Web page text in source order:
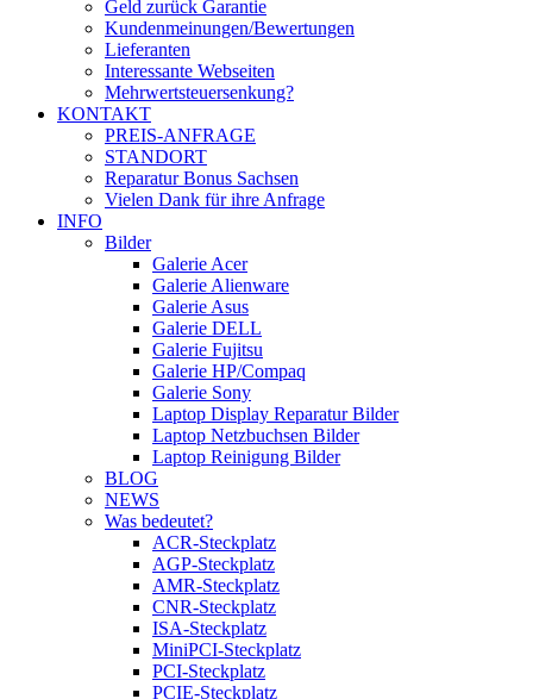
Geld zurück Garantie
Kundenmeinungen/Bewertungen
Lieferanten
Interessante Webseiten
Mehrwertsteuersenkung?
KONTAKT
PREIS-ANFRAGE
STANDORT
Reparatur Bonus Sachsen
Vielen Dank für ihre Anfrage
INFO
Bilder
Galerie Acer
Galerie Alienware
Galerie Asus
Galerie DELL
Galerie Fujitsu
Galerie HP/Compaq
Galerie Sony
Laptop Display Reparatur Bilder
Laptop Netzbuchsen Bilder
Laptop Reinigung Bilder
BLOG
NEWS
Was bedeutet?
ACR-Steckplatz
AGP-Steckplatz
AMR-Steckplatz
CNR-Steckplatz
ISA-Steckplatz
MiniPCI-Steckplatz
PCI-Steckplatz
PCIE-Steckplatz